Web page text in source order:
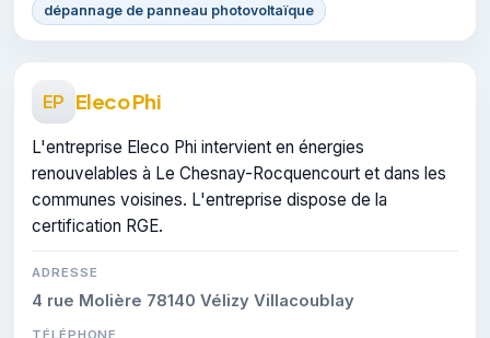
dépannage de panneau photovoltaïque
EP Eleco Phi
L'entreprise Eleco Phi intervient en énergies
renouvelables à Le Chesnay-Rocquencourt et dans les
communes voisines. L'entreprise dispose de la
certification RGE.
ADRESSE
4 rue Molière 78140 Vélizy Villacoublay
TÉLÉPHONE